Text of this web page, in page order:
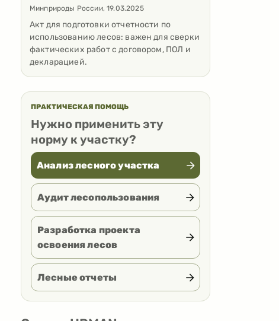
Минприроды России,19.03.2025
Акт для подготовки отчетности по
использованию лесов: важен для сверки
фактических работ с договором, ПОЛ и
декларацией.
ПРАКТИЧЕСКАЯ ПОМОЩЬ
Нужно применить эту
норму к участку?
Анализ лесного участка
Аудит лесопользования
Разработка проекта
освоения лесов
Лесные отчеты